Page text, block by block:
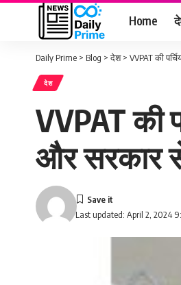
Home
Daily Prime > Blog >देश> VVPAT की
देश
VVPAT की
और सरकार
Last updated: April 2, 2024